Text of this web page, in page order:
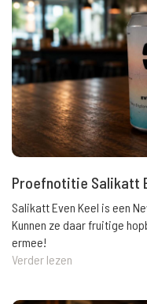
Proefnotitie Salikatt
Salikatt Even Keel is een
Kunnen ze daar fruitige
ermee!
Verder lezen